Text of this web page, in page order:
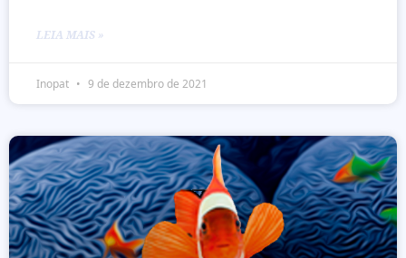
LEIA MAIS »
Inopat 9 de dezembro de 2021